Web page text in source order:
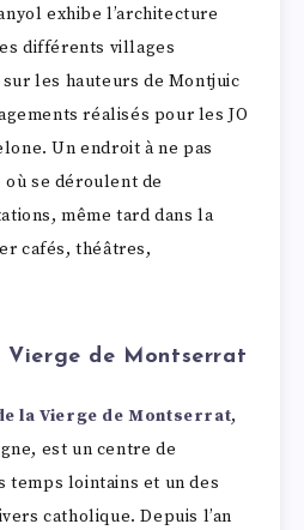
exhibe l’architecture
différents villages
sur les hauteurs de Montjuic
réalisés pour les JO
Un endroit à ne pas
où se déroulent de
même tard dans la
cafés, théâtres,
Vierge de Montserrat
la Vierge de Montserrat,
est un centre de
temps lointains et un des
catholique. Depuis l’an